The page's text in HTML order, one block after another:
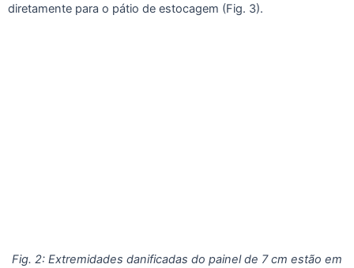
diretamente para o pátio de estocagem (Fig. 3).
Fig. 2: Extremidades danificadas do painel de 7 cm estão em